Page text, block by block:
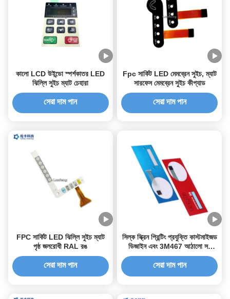
কালো LCD উইন্ডো স্পর্শকাতর LED
ঝিল্লি সুইচ ম্যাট চেহারা
সেরা দাম পান
Fpc সার্কিট LED মেমব্রেন সুইচ, ম্যাট
সারফেস মেমব্রেন সুইচ কীপ্যাড
সেরা দাম পান
FPC সার্কিট LED ঝিল্লি সুইচ ম্যাট
পৃষ্ঠ জলরোধী RAL রঙ
সেরা দাম পান
সিল্ক স্ক্রিন প্রিন্টিং প্রযুক্তি কাস্টমাইজড
ডিজাইন এবং 3M467 আঠালো সহ
পিইটি ঝিল্লি স্যুইচ
সেরা দাম পান